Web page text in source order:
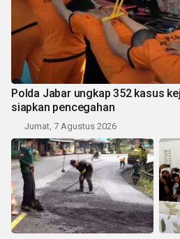
Polda Jabar ungkap 352 kasus
siapkan pencegahan
Jumat, 7 Agustus 2026